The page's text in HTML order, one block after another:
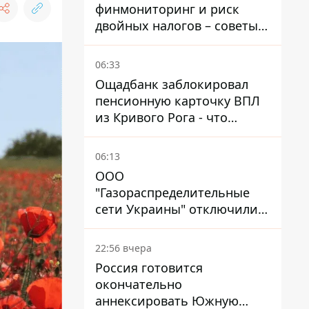
финмониторинг и риск
двойных налогов – советы
украинцам в Польше
06:33
Ощадбанк заблокировал
пенсионную карточку ВПЛ
из Кривого Рога - что
решил суд
06:13
ООО
"Газораспределительные
сети Украины" отключили
львовянке газ - что решил
суд
22:56 вчера
Россия готовится
окончательно
аннексировать Южную